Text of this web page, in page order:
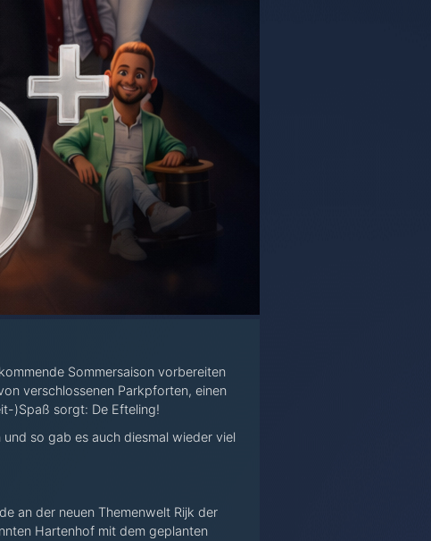
Sommersaison vorbereiten
verschlossenen Parkpforten, einen
)Spaß sorgt: De Efteling!
so gab es auch diesmal wieder viel
an der neuen Themenwelt Rijk der
Hartenhof mit dem geplanten